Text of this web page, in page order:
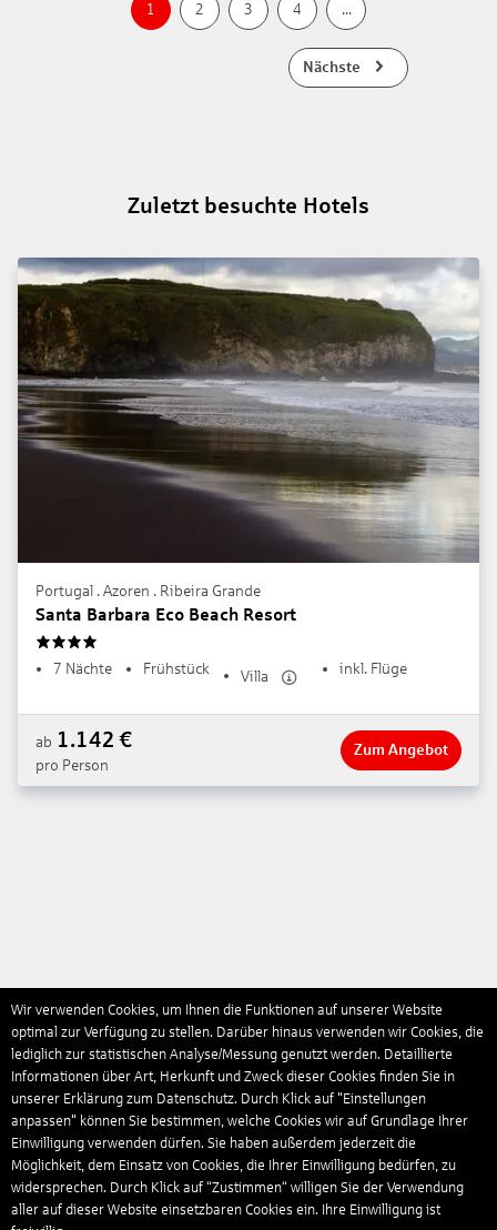
1 2 3 4 ...
Nächste
Zuletzt besuchte Hotels
Portugal . Azoren . Ribeira Grande
Santa Barbara Eco Beach Resort
7 Nächte Frühstück Villa inkl. Flüge
ab 1.142 €
pro Person
Zum Angebot
Wir verwenden Cookies, um Ihnen die Funktionen auf unserer Website
optimal zur Verfügung zu stellen. Darüber hinaus verwenden wir Cookies, die
lediglich zur statistischen Analyse/Messung genutzt werden. Detaillierte
Informationen über Art, Herkunft und Zweck dieser Cookies finden Sie in
unserer Erklärung zum Datenschutz. Durch Klick auf "Einstellungen
anpassen" können Sie bestimmen, welche Cookies wir auf Grundlage Ihrer
Einwilligung verwenden dürfen. Sie haben außerdem jederzeit die
Möglichkeit, dem Einsatz von Cookies, die Ihrer Einwilligung bedürfen, zu
widersprechen. Durch Klick auf “Zustimmen“ willigen Sie der Verwendung
aller auf dieser Website einsetzbaren Cookies ein. Ihre Einwilligung ist